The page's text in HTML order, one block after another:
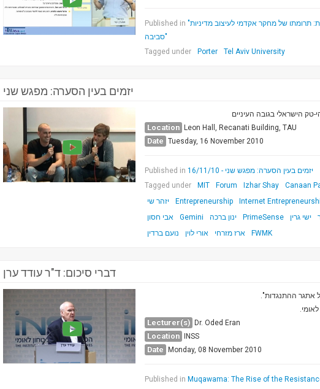
Published in "בין מגדל השן לאקדמיה מעורבת: תרומתו של מחקר אקדמי לעיצוב מדיניות
סביבה"
Tagged under
Porter Tel Aviv University
יזמים בעין הסערה: מפגש שני
הישראלי בגובה העיניים
Location Leon Hall, Recanati Building, TAU
Date Tuesday, 16 November 2010
Published in
יזמים בעין הסערה: מפגש שני - 16/11/10
Tagged under
MIT Forum Izhar Shay Canaan
יזהר שי
Entrepreneurship Internet
אבי חסון
Gemini ינון ברכה PrimeSense ישי גרין
נועם ברדין
אורי לוין ארז מזרחי FWMK
דברי סיכום: ד"ר עודד ערן
אתגר ההתנגדות".
Lecturer(s) Dr. Oded Eran
Location INSS
Date Monday, 08 November 2010
Published in Muqawama: The Rise of the